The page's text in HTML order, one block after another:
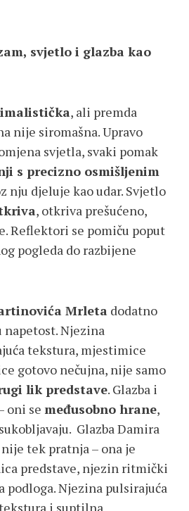
svjetlo i glazba kao
, ali premda
nije siromašna. Upravo
svjetla, svaki pomak
s precizno osmišljenim
nju djeluje kao udar. Svjetlo
, otkriva prešućeno,
Reflektori se pomiču poput
pogleda do razbijene
Mrleta dodatno
napetost. Njezina
tekstura, mjestimice
gotovo nečujna, nije samo
lik predstave. Glazba i
oni se međusobno hrane,
Glazba Damira
tek pratnja – ona je
predstave, njezin ritmički
podloga. Njezina pulsirajuća
i suptilna